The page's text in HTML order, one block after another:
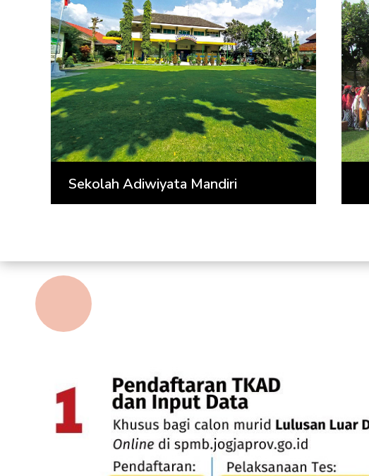
Sekolah Adiwiyata Mandiri